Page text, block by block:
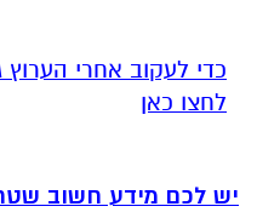
לחצו כאן
יש לכם מידע חשוב